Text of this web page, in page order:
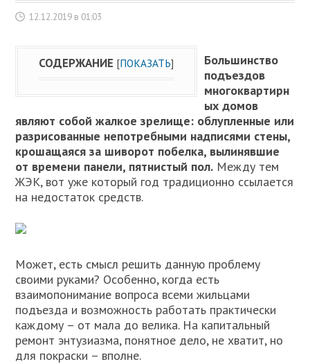
12.12.2019 в 01:03
СОДЕРЖАНИЕ [ПОКАЗАТЬ]
Большинство
подъездов
многоквартирн
ых домов
являют собой жалкое зрелище: облупленные или
разрисованные непотребными надписями стены,
крошащаяся за шиворот побелка, вылинявшие
от времени панели, пятнистый пол. Между тем
ЖЭК, вот уже который год традиционно ссылается
на недостаток средств.
Может, есть смысл решить данную проблему
своими руками? Особенно, когда есть
взаимопонимание вопроса всеми жильцами
подъезда и возможность работать практически
каждому – от мала до велика. На капитальный
ремонт энтузиазма, понятное дело, не хватит, но
для покраски – вполне.